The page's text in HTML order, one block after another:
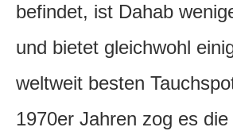
befindet, ist Dahab
und bietet gleichwohl
weltweit besten
1970er Jahren zog es